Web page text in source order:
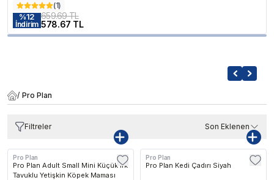
(1)
%12
İndirim
659.69 TL
578.67 TL
/ Pro Plan
Filtreler Son Eklenen
Kargo Bedava
Pro Plan
Pro Plan Adult Small Mini Küçük Irk
Tavuklu Yetişkin Köpek Maması
Pro Plan
Pro Plan Kedi Çadırı Siyah